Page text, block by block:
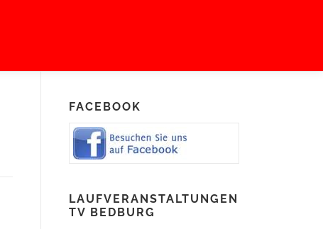
FACEBOOK
LAUFVERANSTALTUNGEN
TV BEDBURG